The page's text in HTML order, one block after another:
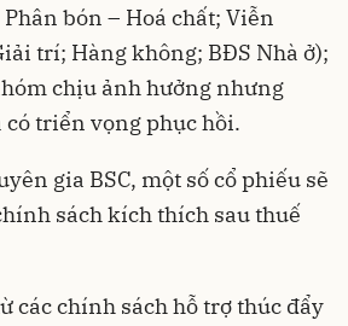
bón – Hoá chất; Viễn
trí; Hàng không; BĐS Nhà ở);
chịu ảnh hưởng nhưng
có triển vọng phục hồi.
gia BSC, một số cổ phiếu sẽ
sách kích thích sau thuế
các chính sách hỗ trợ thúc đẩy